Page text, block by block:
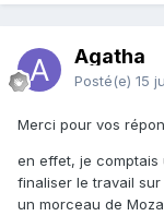
Agatha
Posté(e) 15
Merci pour vos
en effet, je
finaliser le travail
un morceau de